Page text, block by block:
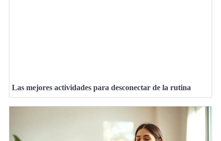
Las mejores actividades para desconectar de la rutina